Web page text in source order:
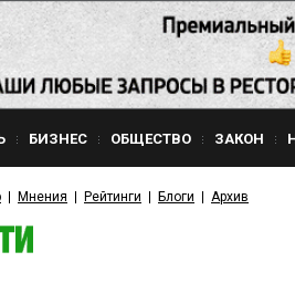
БИЗНЕС ОБЩЕСТВО ЗАКОН
Мнения Рейтинги Блоги Архив